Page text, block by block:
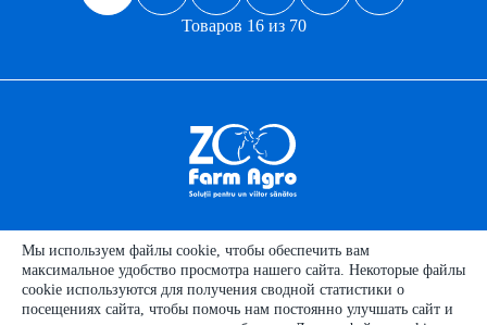
Товаров 16 из 70
Полезнаяинформация
Категории продуктов
Категории животных
Мы используем файлы cookie, чтобы обеспечить вам
максимальное удобство просмотра нашего сайта. Некоторые файлы
cookie используются для получения сводной статистики о
посещениях сайта, чтобы помочь нам постоянно улучшать сайт и